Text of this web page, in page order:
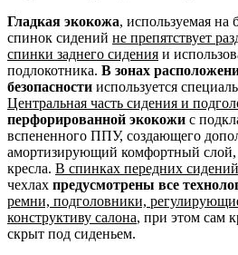
Гладкая экокожа, используемая на
спинок сидений не препятствует
спинки заднего сидения и
подлокотника. В зонах
безопасности используется
Центральная часть сидения и
перфорированной экокожи с
вспененного ППУ, создающего
амортизирующий комфортный
кресла. В спинках передних
чехлах предусмотрены все
ремни, подголовники,
конструктиву салона, при этом сам
скрыт под сиденьем.